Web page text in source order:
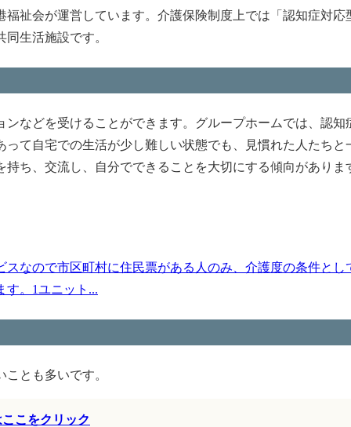
祉会が運営しています。介護保険制度上では「認知症対応
生活施設です。
などを受けることができます。グループホームでは、認知
て自宅での生活が少し難しい状態でも、見慣れた人たちと
ち、交流し、自分でできることを大切にする傾向がありま
なので市区町村に住民票がある人のみ、介護度の条件とし
す。1ユニット...
とも多いです。
こをクリック